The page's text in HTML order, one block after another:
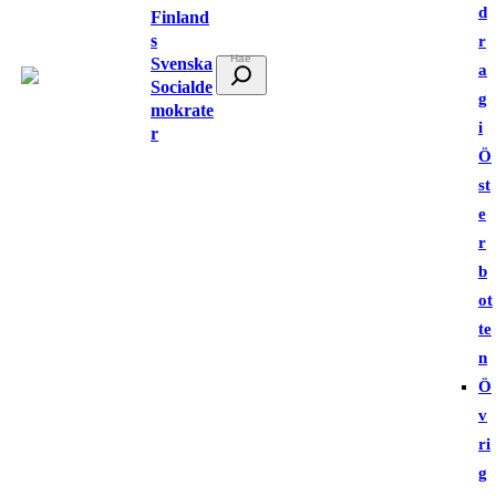
Finland
s
Svenska
Socialde
mokrate
r
ö
d
r
a
g
i
Ö
st
e
r
b
ot
te
n
Ö
v
ri
g